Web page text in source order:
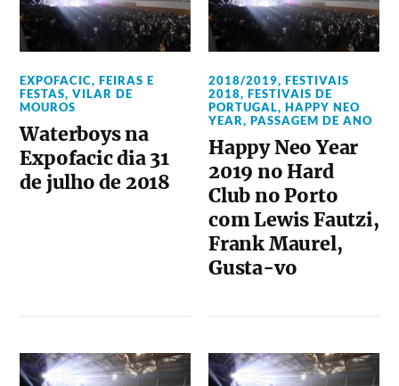
EXPOFACIC,FEIRAS E
FESTAS,VILAR DE
MOUROS
Waterboys na
Expofacic dia 31
de julho de 2018
2018/2019,FESTIVAIS
2018,FESTIVAIS DE
PORTUGAL,HAPPY NEO
YEAR,PASSAGEM DE ANO
Happy Neo Year
2019 no Hard
Club no Porto
com Lewis Fautzi,
Frank Maurel,
Gusta-vo